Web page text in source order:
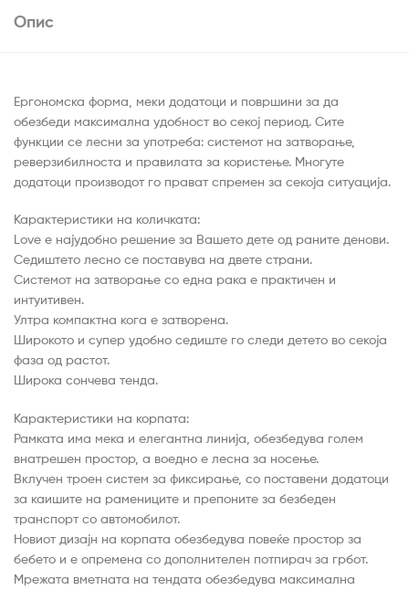
Опис
Ергономска форма, меки додатоци и површини за да
обезбеди максимална удобност во секој период. Сите
функции се лесни за употреба: системот на затворање,
реверзибилноста и правилата за користење. Многуте
додатоци производот го прават спремен за секоја ситуација.
Карактеристики на количката:
Love е најудобно решение за Вашето дете од раните денови.
Седиштето лесно се поставува на двете страни.
Системот на затворање со една рака е практичен и
интуитивен.
Ултра компактна кога е затворена.
Широкото и супер удобно седиште го следи детето во секоја
фаза од растот.
Широка сончева тенда.
Карактеристики на корпата:
Рамката има мека и елегантна линија, обезбедува голем
внатрешен простор, а воедно е лесна за носење.
Вклучен троен систем за фиксирање, со поставени додатоци
за каишите на рамениците и препоните за безбеден
транспорт со автомобилот.
Новиот дизајн на корпата обезбедува повеќе простор за
бебето и е опремена со дополнителен потпирач за грбот.
Мрежата вметната на тендата обезбедува максимална